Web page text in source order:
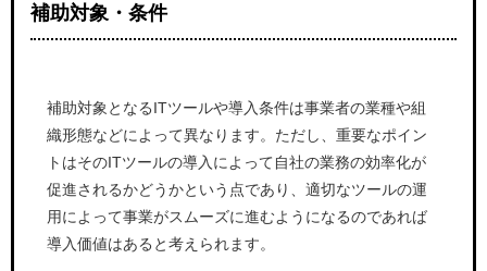
補助対象・条件
補助対象となるITツールや導入条件は事業者の業種や組
織形態などによって異なります。ただし、重要なポイン
トはそのITツールの導入によって自社の業務の効率化が
促進されるかどうかという点であり、適切なツールの運
用によって事業がスムーズに進むようになるのであれば
導入価値はあると考えられます。